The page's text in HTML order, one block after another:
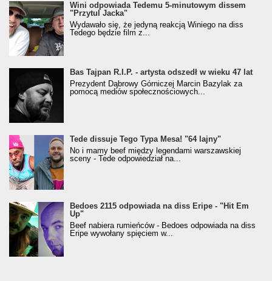
Wini odpowiada Tedemu 5-minutowym dissem
"Przytul Jacka"
Wydawało się, że jedyną reakcją Winiego na diss
Tedego będzie film z...
Bas Tajpan R.I.P. - artysta odszedł w wieku 47 lat
Prezydent Dąbrowy Górniczej Marcin Bazylak za
pomocą mediów społecznościowych...
Tede dissuje Tego Typa Mesa! "64 lajny"
No i mamy beef między legendami warszawskiej
sceny - Tede odpowiedział na...
Bedoes 2115 odpowiada na diss Eripe - "Hit Em
Up"
Beef nabiera rumieńców - Bedoes odpowiada na diss
Eripe wywołany spięciem w...